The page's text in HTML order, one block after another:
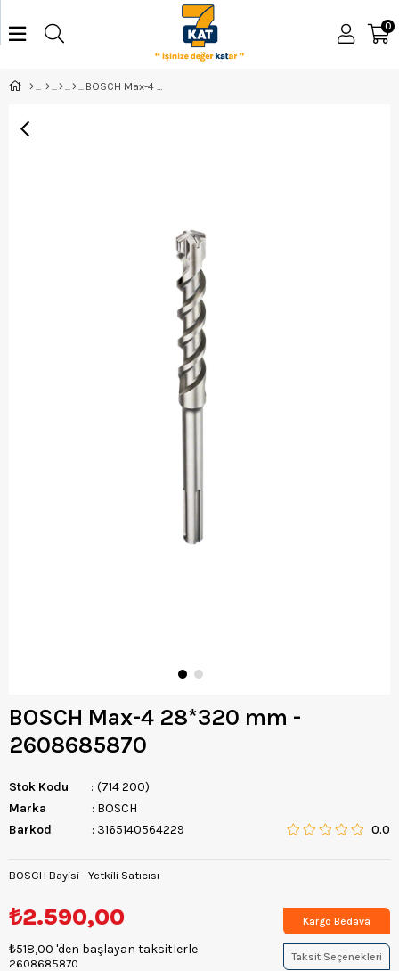
0
BOSCH Max-4 28*320 mm -
2608685870
Stok Kodu
(714 200)
Marka
: BOSCH
Barkod
: 3165140564229 0.0
BOSCH Bayisi - Yetkili Satıcısı
₺2.590,00
₺518,00 'den başlayan taksitlerle
2608685870
Kargo Bedava
Taksit Seçenekleri